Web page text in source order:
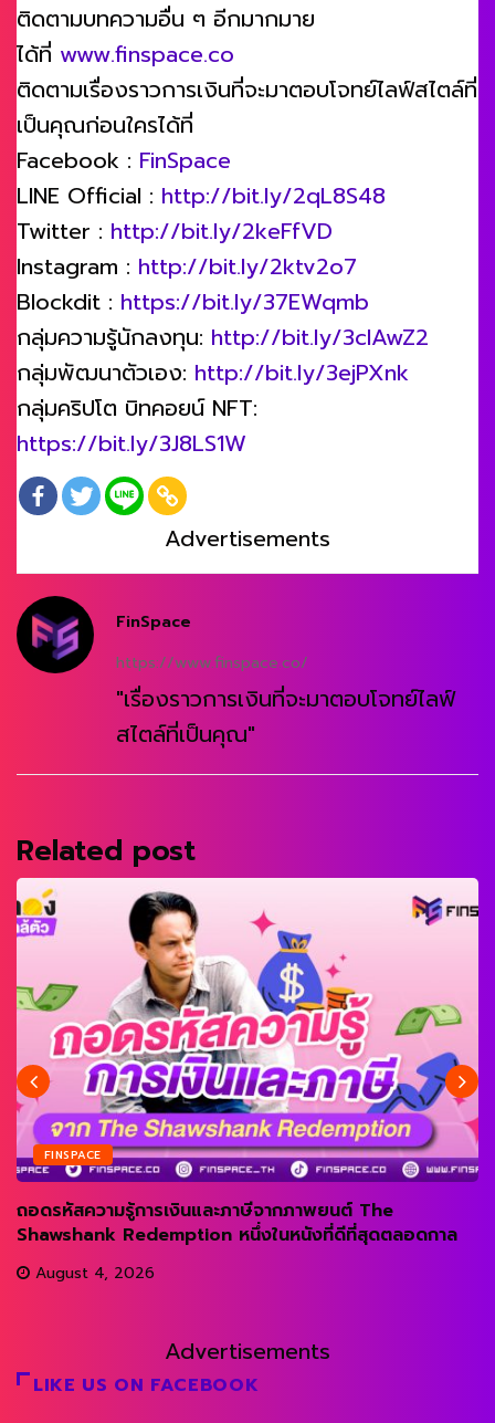
ติดตามบทความอื่น ๆ อีกมากมาย
ได้ที่ www.finspace.co
ติดตามเรื่องราวการเงินที่จะมาตอบโจทย์ไลฟ์สไตล์ที่
เป็นคุณก่อนใครได้ที่
Facebook : FinSpace
LINE Official : http://bit.ly/2qL8S48
Twitter : http://bit.ly/2keFfVD
Instagram : http://bit.ly/2ktv2o7
Blockdit : https://bit.ly/37EWqmb
กลุ่มความรู้นักลงทุน: http://bit.ly/3clAwZ2
กลุ่มพัฒนาตัวเอง: http://bit.ly/3ejPXnk
กลุ่มคริปโต บิทคอยน์ NFT:
https://bit.ly/3J8LS1W
Advertisements
FinSpace
https://www.finspace.co/
"เรื่องราวการเงินที่จะมาตอบโจทย์ไลฟ์
สไตล์ที่เป็นคุณ"
Related post
FINSPACE
ถอดรหัสความรู้การเงินและภาษีจากภาพยนต์ The
Shawshank Redemption หนึ่งในหนังที่ดีที่สุดตลอดกาล
August 4, 2026
Advertisements
LIKE US ON FACEBOOK